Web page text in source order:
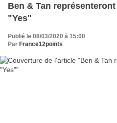
Ben & Tan
"Yes"
Publié le 08/03/2020 à 15:00
Par France12points